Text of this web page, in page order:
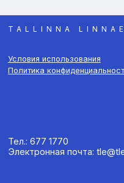
TALLINNA
Условия использования
Политика
Тел.: 677 1770
Электронная почта: